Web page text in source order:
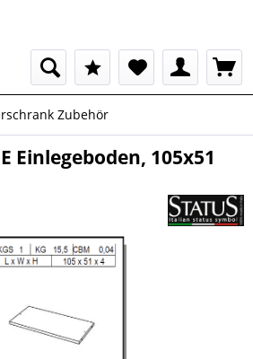
Zubehör
Einlegeboden, 105x51